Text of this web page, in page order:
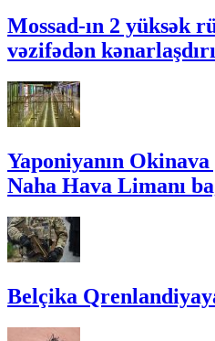
Mossad-ın 2 yüksək
vəzifədən
Yaponiyanın
Naha Hava Limanı
Belçika